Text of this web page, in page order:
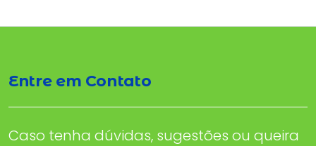
Entre em Contato
Caso tenha dúvidas, sugestões ou queira